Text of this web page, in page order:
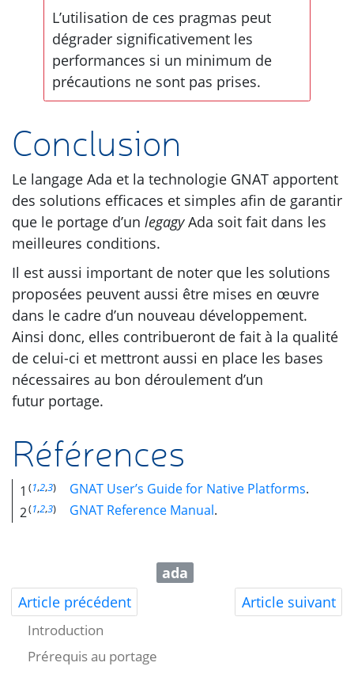
L’utilisation de ces pragmas peut
dégrader significativement les
performances si un minimum de
précautions ne sont pas prises.
Conclusion
Le langage Ada et la technologie GNAT apportent
des solutions efficaces et simples afin de garantir
que le portage d’un legagyAda soit fait dans les
meilleures conditions.
Il est aussi important de noter que les solutions
proposées peuvent aussi être mises en œuvre
dans le cadre d’un nouveau développement.
Ainsi donc, elles contribueront de fait à la qualité
de celui-ci et mettront aussi en place les bases
nécessaires au bon déroulement d’un
futur portage.
Références
1 (1,2,3) GNATUser’s Guide for Native Platforms.
2(1,2,3) GNATReference Manual.
ada
Article précédent
Article suivant
Introduction
Prérequis au portage